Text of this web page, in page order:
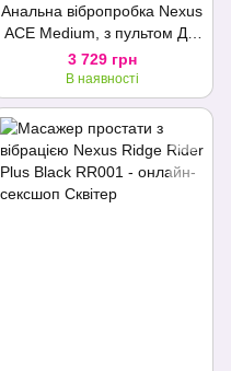
Анальна вібропробка Nexus
ACE Medium, з пультом ДК,
макс. діаметр 4см
3 729 грн
В наявності